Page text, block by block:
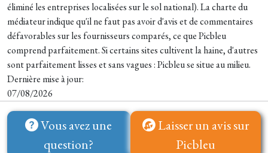
éliminé les entreprises localisées sur le sol national). La charte du
médiateur indique qu'il ne faut pas avoir d'avis et de commentaires
défavorables sur les fournisseurs comparés, ce que Picbleu
comprend parfaitement. Si certains sites cultivent la haine, d'autres
sont parfaitement lisses et sans vagues : Picbleu se situe au milieu.
Dernière mise à jour:
07/08/2026
Vous avez une
question?
Laisser un avis sur
Picbleu